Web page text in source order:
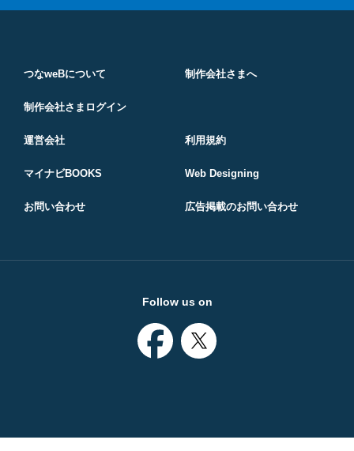
つなweBについて 制作会社さまへ
制作会社さまログイン
運営会社 利用規約
マイナビBOOKS Web Designing
お問い合わせ 広告掲載のお問い合わせ
Follow us on